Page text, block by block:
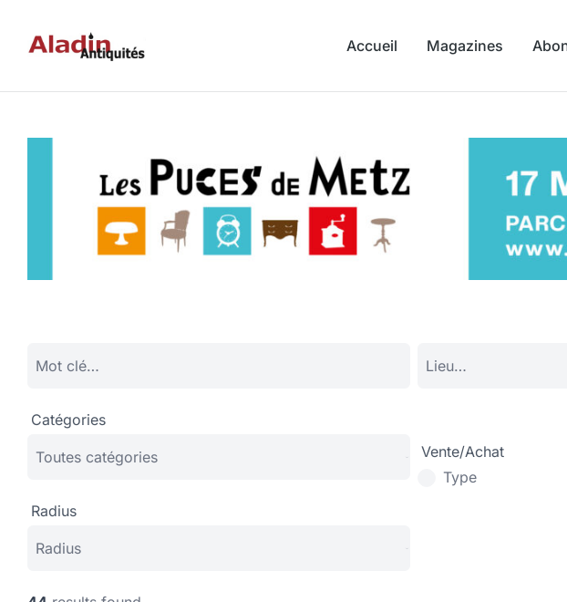
Accueil Magazines
Catégories
Vente/Achat
Type
Radius